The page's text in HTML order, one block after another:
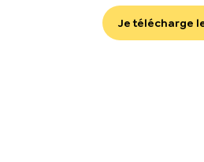
Je télécharge